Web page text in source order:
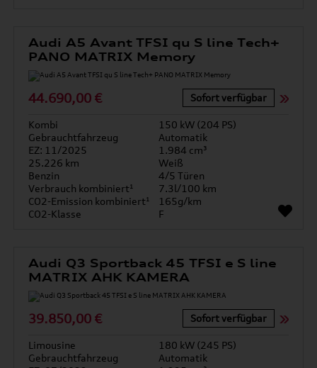
Audi A5 Avant TFSI qu S line Tech+
PANO MATRIX Memory
44.690,00 € Sofort verfügbar
Kombi
150 kW (204 PS)
Gebrauchtfahrzeug
Automatik
EZ: 11/2025
1.984 cm³
25.226 km
Weiß
Benzin
4/5 Türen
Verbrauch kombiniert¹
7.3l/100 km
CO2-Emission kombiniert¹
165g/km
CO2-Klasse
F
Audi Q3 Sportback 45 TFSI e S line
MATRIX AHK KAMERA
39.850,00 € Sofort verfügbar
Limousine
180 kW (245 PS)
Gebrauchtfahrzeug
Automatik